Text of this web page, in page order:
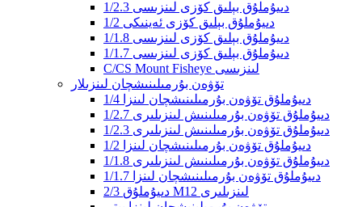
1/2.3 دىيۇملۇق بېلىق كۆزى لىنزىسى
1/2 دىيۇملۇق بېلىق كۆزى ئەينىكى
1/1.8 دىيۇملۇق بېلىق كۆزى لىنزىسى
1/1.7 دىيۇملۇق بېلىق كۆزى لىنزىسى
C/CS Mount Fisheye لىنزىسى
تۆۋەن بۇرمىلىنىشچان لىنزىلار
1/4 دىيۇملۇق تۆۋەن بۇرمىلىنىشچان لىنزا
1/2.7 دىيۇملۇق تۆۋەن بۇرمىلىنىش لىنزىلىرى
1/2.3 دىيۇملۇق تۆۋەن بۇرمىلىنىش لىنزىلىرى
1/2 دىيۇملۇق تۆۋەن بۇرمىلىنىشچان لىنزا
1/1.8 دىيۇملۇق تۆۋەن بۇرمىلىنىش لىنزىلىرى
1/1.7 دىيۇملۇق تۆۋەن بۇرمىلىنىشچان لىنزا
2/3 دىيۇملۇق M12 لىنزىلىرى